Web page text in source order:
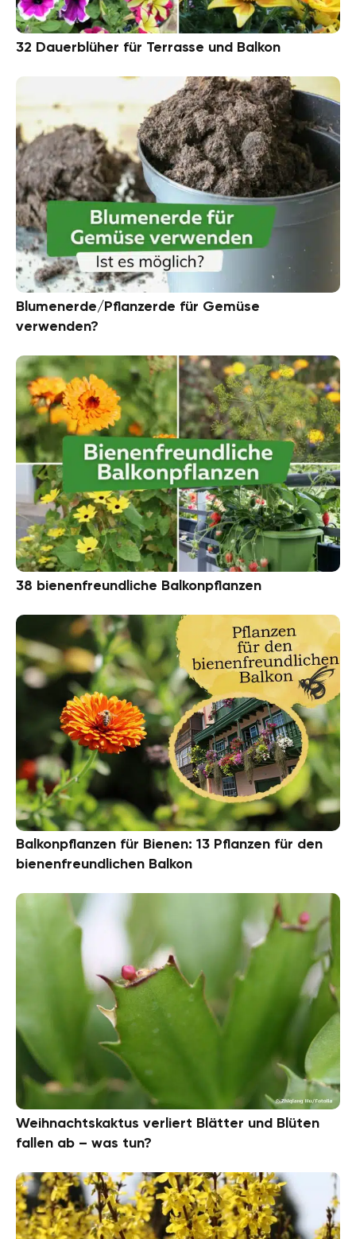
32 Dauerblüher für Terrasse und Balkon
Blumenerde/Pflanzerde für Gemüse
verwenden?
38 bienenfreundliche Balkonpflanzen
Balkonpflanzen für Bienen: 13 Pflanzen für den
bienenfreundlichen Balkon
Weihnachtskaktus verliert Blätter und Blüten
fallen ab – was tun?